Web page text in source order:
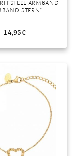
STEEL ARMBAND
STERN”
14,95€